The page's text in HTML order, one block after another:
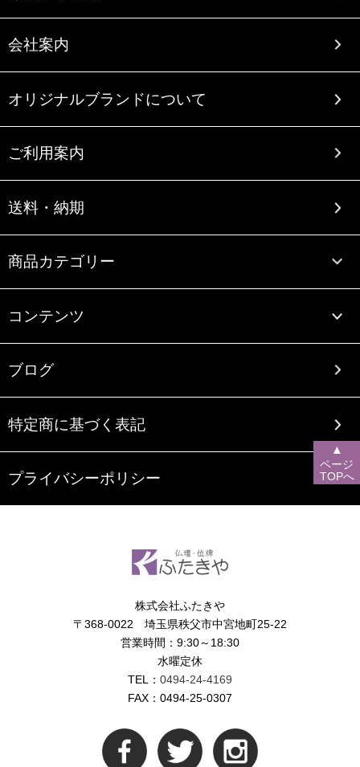
会社案内
オリジナルブランドについて
ご利用案内
送料・納期
商品カテゴリー
コンテンツ
ブログ
特定商に基づく表記
プライバシーポリシー
株式会社ふたきや
〒368-0022 埼玉県秩父市中宮地町25-22
営業時間：9:30～18:30
水曜定休
TEL： 0494-24-4169
FAX：0494-25-0307
▲
ページ
TOPへ